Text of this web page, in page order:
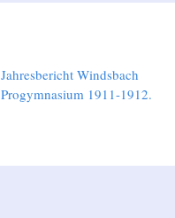
Jahresbericht Windsbach
Progymnasium 1911-1912.